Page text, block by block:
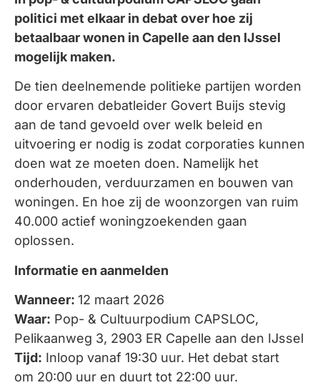
politici met elkaar in debat over hoe zij
betaalbaar wonen in Capelle aan den IJssel
mogelijk maken.
De tien deelnemende politieke partijen worden
door ervaren debatleider Govert Buijs stevig
aan de tand gevoeld over welk beleid en
uitvoering er nodig is zodat corporaties kunnen
doen wat ze moeten doen. Namelijk het
onderhouden, verduurzamen en bouwen van
woningen. En hoe zij de woonzorgen van ruim
40.000 actief woningzoekenden gaan
oplossen.
Informatie en aanmelden
Wanneer: 12 maart 2026
Waar: ​​ Pop- & Cultuurpodium CAPSLOC,
Pelikaanweg 3, 2903 ER Capelle aan den IJssel
Tijd: ​ Inloop vanaf 19:30 uur. Het debat start
om 20:00 uur en duurt tot 22:00 uur.